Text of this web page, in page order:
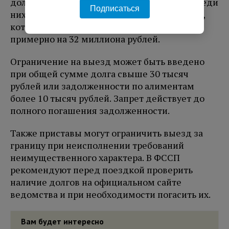
них более 9000 неплательщиков алиментов,
которые в итоге погасили задолженность
примерно на 32 миллиона рублей.
Ограничение на выезд может быть введено
при общей сумме долга свыше 30 тысяч
рублей или задолженности по алиментам
более 10 тысяч рублей. Запрет действует до
полного погашения задолженности.
Также приставы могут ограничить выезд за
границу при неисполнении требований
неимущественного характера. В ФССП
рекомендуют перед поездкой проверить
наличие долгов на официальном сайте
ведомства и при необходимости погасить их.
Вам будет интересно
Подписаться